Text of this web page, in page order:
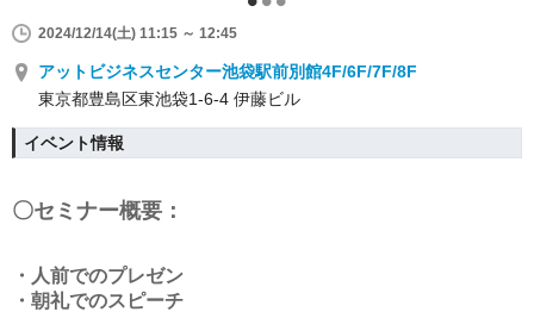
2024/12/14(土) 11:15 ～ 12:45
アットビジネスセンター池袋駅前別館4F/6F/7F/8F
東京都豊島区東池袋1-6-4 伊藤ビル
イベント情報
〇セミナー概要：
・人前でのプレゼン
・朝礼でのスピーチ